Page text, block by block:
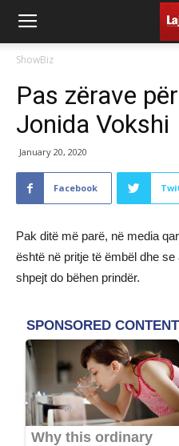
ShowBiz
Pas zërave
Jonida Vokshi
January 20, 2020
Facebook
Pak ditë më parë, në media
është në pritje të ëmbël dhe
shpejt do bëhen prindër.